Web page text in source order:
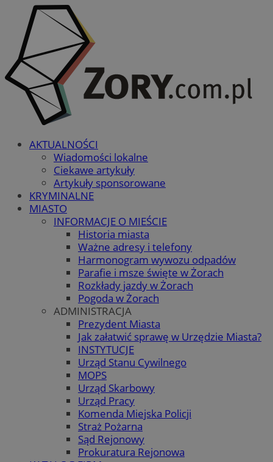
AKTUALNOŚCI
Wiadomości lokalne
Ciekawe artykuły
Artykuły sponsorowane
KRYMINALNE
MIASTO
INFORMACJE O MIEŚCIE
Historia miasta
Ważne adresy i telefony
Harmonogram wywozu odpadów
Parafie i msze święte w Żorach
Rozkłady jazdy w Żorach
Pogoda w Żorach
ADMINISTRACJA
Prezydent Miasta
Jak załatwić sprawę w Urzędzie Miasta?
INSTYTUCJE
Urząd Stanu Cywilnego
MOPS
Urząd Skarbowy
Urząd Pracy
Komenda Miejska Policji
Straż Pożarna
Sąd Rejonowy
Prokuratura Rejonowa